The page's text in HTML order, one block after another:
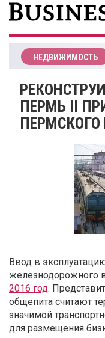
НЕДВИЖИМОСТЬ
ПЕРМЬ II
ПЕРМСКОГО
Ввод в
железнодорожного
2016 год.
общепита считают
значимой
для размещения